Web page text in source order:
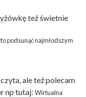
też świetnie
podsunąć najmłodszym
ale też polecam
np tutaj: Wirtualna